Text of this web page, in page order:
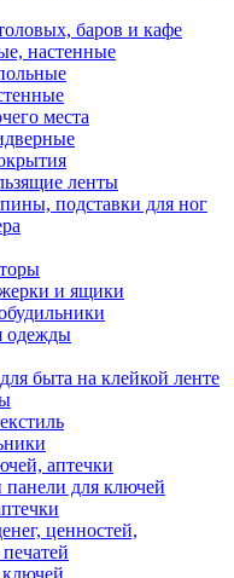
баров и кафе
настенные
места
ленты
подставки для ног
и ящики
одежды
быта на клейкой ленте
аптечки
для ключей
ценностей,